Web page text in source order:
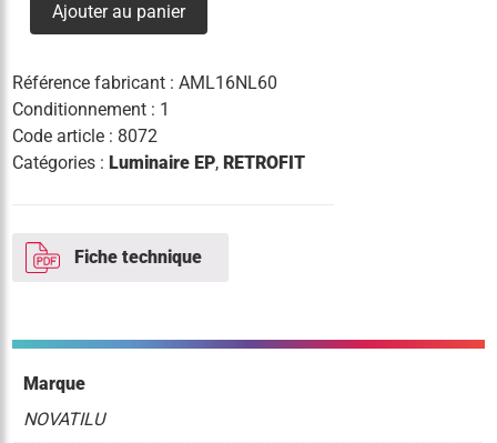
led
60w
ik10
ip67
Ajouter au panier
Référence fabricant :AML16NL60
Conditionnement : 1
Code article : 8072
Catégories : Luminaire EP, RETROFIT
Fiche technique
Marque
NOVATILU